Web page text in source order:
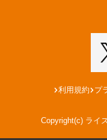
利用規約 プ
Copyright(c) ライ